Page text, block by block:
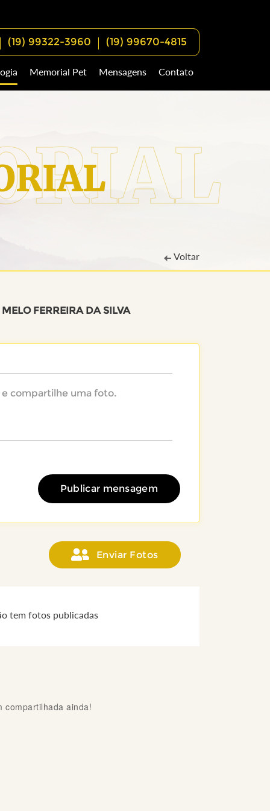
(19) 99322-3960 (19) 99670-4815
Memorial Pet Mensagens Contato
Voltar
FERREIRA DA SILVA
Publicar mensagem
Enviar Fotos
tem fotos publicadas
compartilhada ainda!